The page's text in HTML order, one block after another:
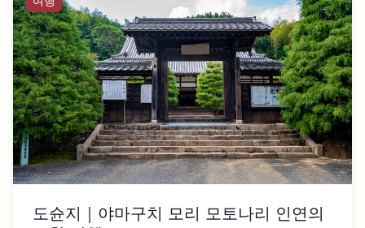
도슌지｜야마구치 모리 모토나리 인연의